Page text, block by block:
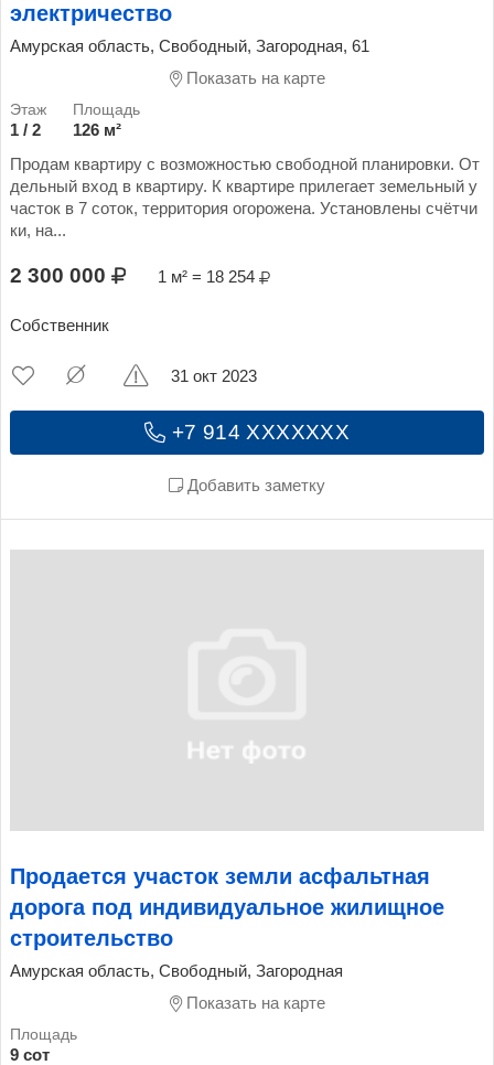
электричество
Амурская область, Свободный, Загородная, 61
Показать на карте
1 / 2
126 м²
Продам квартиру с возможностью свободной планировки. От
дельный вход в квартиру. К квартире прилегает земельный у
часток в 7 соток, территория огорожена. Установлены счётчи
ки, на...
2 300 000 1 м² = 18 254
Собственник
+7 914 XXXXXXX
Добавить заметку
31 окт 2023
Продается участок земли асфальтная
дорога под индивидуальное жилищное
строительство
Амурская область, Свободный, Загородная
Показать на карте
9 сот